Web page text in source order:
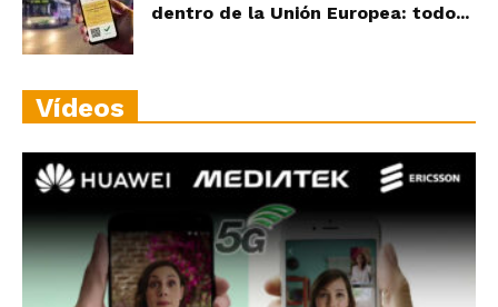
dentro de la Unión Europea: todo...
Vídeos